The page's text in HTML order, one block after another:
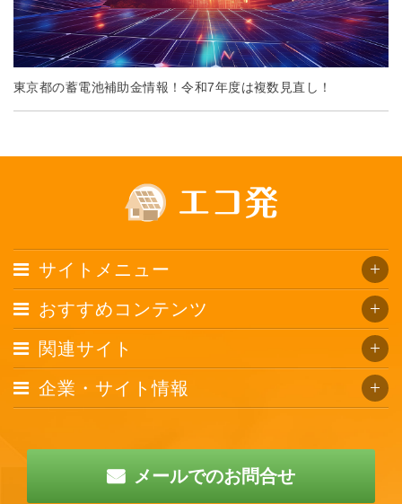
東京都の蓄電池補助金情報！令和7年度は複数見直し！
サイトメニュー
おすすめコンテンツ
関連サイト
企業・サイト情報
メールでのお問合せ